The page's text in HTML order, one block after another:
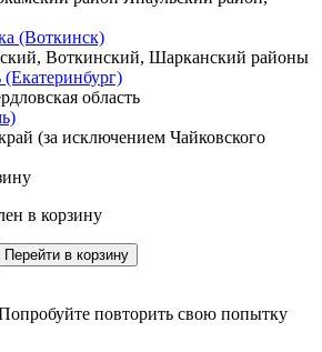
(Воткинск)
Воткинский, Шарканский районы
(Екатеринбург)
область
(за исключением Чайковского
в корзину
повторить свою попытку